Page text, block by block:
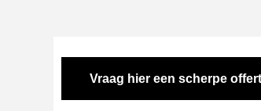
Vraag hier een scherpe